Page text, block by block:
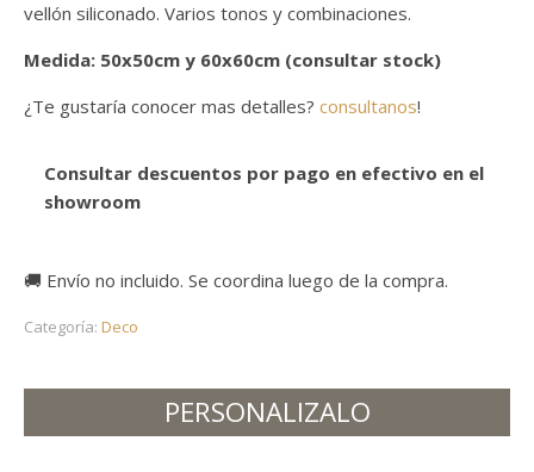
vellón siliconado. Varios tonos y combinaciones.
Medida: 50x50cm y 60x60cm (consultar stock)
¿Te gustaría conocer mas detalles? consultanos!
Consultar descuentos por pago en efectivo en el
showroom
🚚 Envío no incluido. Se coordina luego de la compra.
Categoría: Deco
PERSONALIZALO